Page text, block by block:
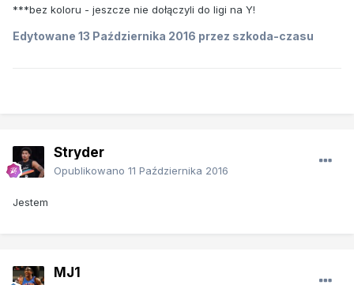
***bez koloru - jeszcze nie dołączyli do ligi na Y!
Edytowane 13 Października 2016 przez szkoda-czasu
Stryder
Opublikowano 11 Października 2016
Jestem
MJ1